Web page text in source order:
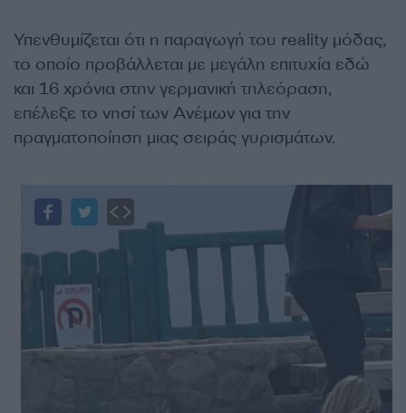
Υπενθυμίζεται ότι η παραγωγή του reality μόδας,
το οποίο προβάλλεται με μεγάλη επιτυχία εδώ
και 16 χρόνια στην γερμανική τηλεόραση,
επέλεξε το νησί των Ανέμων για την
πραγματοποίηση μιας σειράς γυρισμάτων.